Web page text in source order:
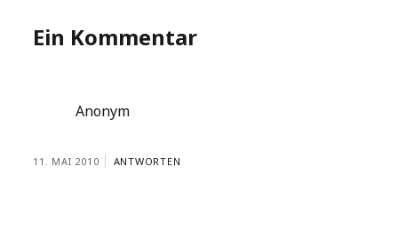
Ein Kommentar
Anonym
11. MAI 2010 ANTWORTEN